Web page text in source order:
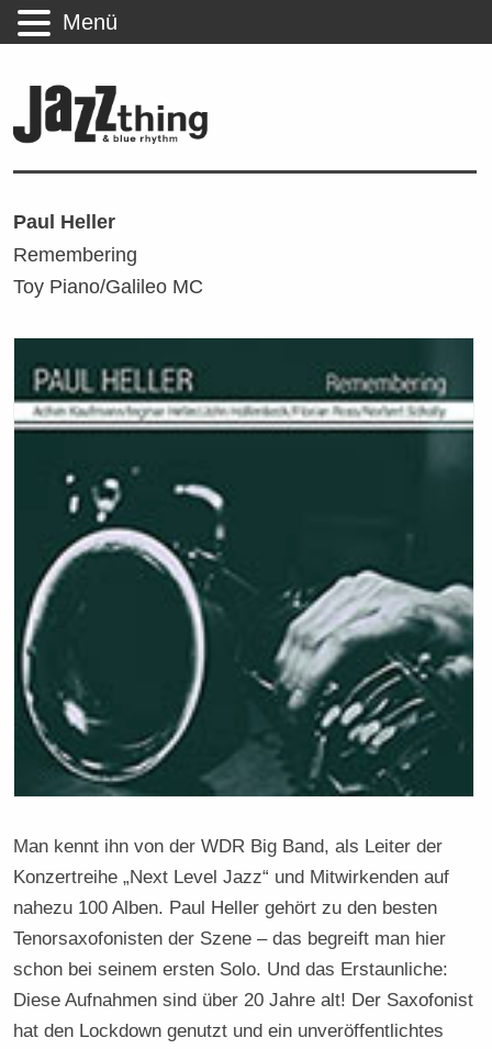
Paul Heller
Remembering
Toy Piano/Galileo MC
Man kennt ihn von der WDR Big Band, als Leiter der
Konzertreihe „Next Level Jazz“ und Mitwirkenden auf
nahezu 100 Alben. Paul Heller gehört zu den besten
Tenorsaxofonisten der Szene – das begreift man hier
schon bei seinem ersten Solo. Und das Erstaunliche:
Diese Aufnahmen sind über 20 Jahre alt! Der Saxofonist
hat den Lockdown genutzt und ein unveröffentlichtes
Menü